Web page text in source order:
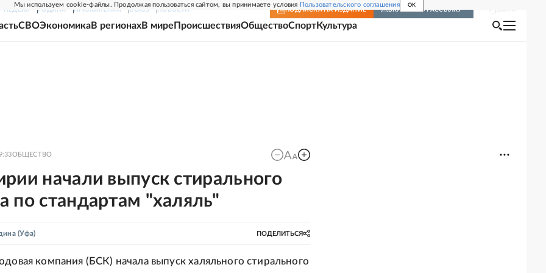
Мы используем cookie-файлы. Продолжая пользоваться сайтом, вы принимаете условия Пользовательского соглашения OK
НЕДЕЛЯ РОДИНА ПРИЛОЖЕНИЯ СОЮЗ НОВОСТИ ПОДПИСКА НА ИЗДАНИЕ ВКЛЮЧИТЬ РАССЫЛКУ
СВОЭкономикаВ регионахВ мире ПроисшествияОбществоСпортКультура
ОБЩЕСТВО
начали выпуск стирального
по стандартам "халяль"
(Уфа) ПОДЕЛИТЬСЯ
компания (БСК) начала выпуск халяльного стирального